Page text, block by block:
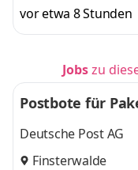
vor etwa 8 Stunden
Jobszu
Postbote für
Deutsche Post AG
Finsterwalde